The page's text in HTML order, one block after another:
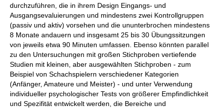
durchzuführen, die in ihrem Design Eingangs- und
Ausgangsevaluierungen und mindestens zwei Kontrollgruppen
(passiv und aktiv) vorsehen und die ununterbrochen mindestens
8 Monate andauern und insgesamt 25 bis 30 Übungssitzungen
von jeweils etwa 90 Minuten umfassen. Ebenso könnten parallel
zu den Untersuchungen mit großen Stichproben vertiefende
Studien mit kleinen, aber ausgewählten Stichproben - zum
Beispiel von Schachspielern verschiedener Kategorien
(Anfänger, Amateure und Meister) - und unter Verwendung
individueller psychologischer Tests von größerer Empfindlichkeit
und Spezifität entwickelt werden, die Bereiche und